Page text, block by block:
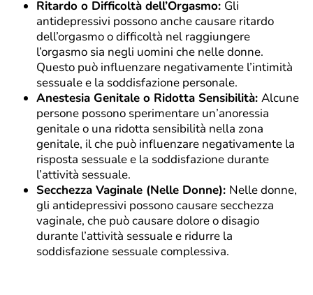
Ritardo o Difficoltà dell’Orgasmo: Gli
antidepressivi possono anche causare ritardo
dell’orgasmo o difficoltà nel raggiungere
l’orgasmo sia negli uomini che nelle donne.
Questo può influenzare negativamente l’intimità
sessuale e la soddisfazione personale.
Anestesia Genitale o Ridotta Sensibilità: Alcune
persone possono sperimentare un’anoressia
genitale o una ridotta sensibilità nella zona
genitale, il che può influenzare negativamente la
risposta sessuale e la soddisfazione durante
l’attività sessuale.
Secchezza Vaginale (Nelle Donne): Nelle donne,
gli antidepressivi possono causare secchezza
vaginale, che può causare dolore o disagio
durante l’attività sessuale e ridurre la
soddisfazione sessuale complessiva.